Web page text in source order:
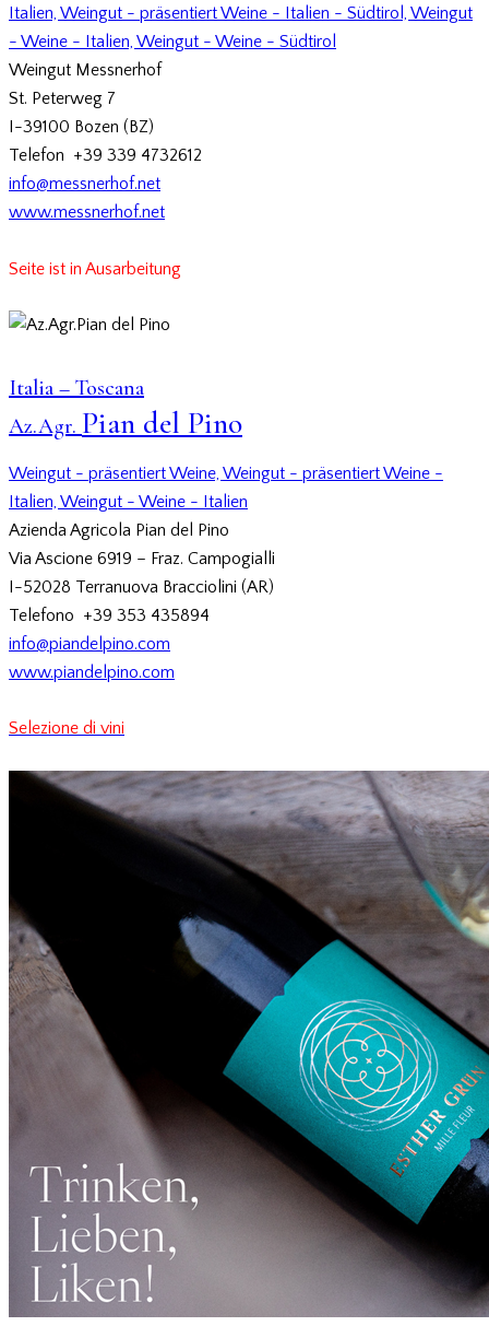
Italien, Weingut - präsentiert Weine - Italien - Südtirol, Weingut
- Weine - Italien, Weingut - Weine - Südtirol
Weingut Messnerhof
St. Peterweg 7
I-39100 Bozen (BZ)
Telefon +39 339 4732612
info@messnerhof.net
www.messnerhof.net
Seite ist in Ausarbeitung
Italia – Toscana
Az.Agr. Pian del Pino
Weingut - präsentiert Weine, Weingut - präsentiert Weine -
Italien, Weingut - Weine - Italien
Azienda Agricola Pian del Pino
Via Ascione 6919 – Fraz. Campogialli
I-52028 Terranuova Bracciolini (AR)
Telefono +39 353 435894
info@piandelpino.com
www.piandelpino.com
Selezione di vini